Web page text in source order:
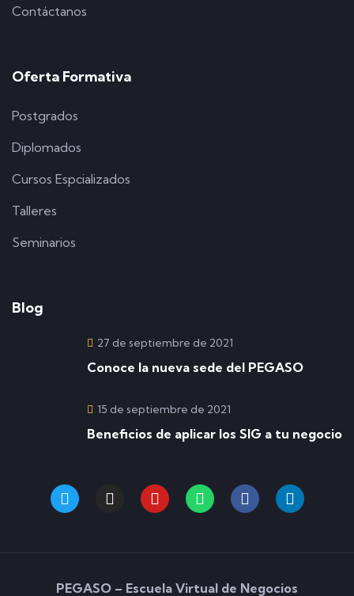
Contáctanos
Oferta Formativa
Postgrados
Diplomados
Cursos Espcializados
Talleres
Seminarios
Blog
27 de septiembre de 2021
Conoce la nueva sede del PEGASO
15 de septiembre de 2021
Beneficios de aplicar los SIG a tu negocio
PEGASO – Escuela Virtual de Negocios